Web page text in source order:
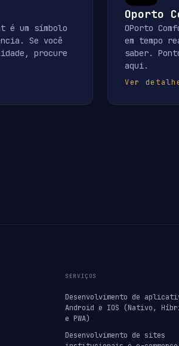
é um símbolo
Se você
procure
Oporto
OPorto
em tempo
saber.
aqui.
Ver
SERVIÇOS
Desenvolvimento de
Android e IOS (Nativo,
e PWA)
Desenvolvimento de sites